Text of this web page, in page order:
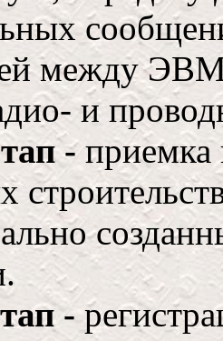
между
и
-приемка
-